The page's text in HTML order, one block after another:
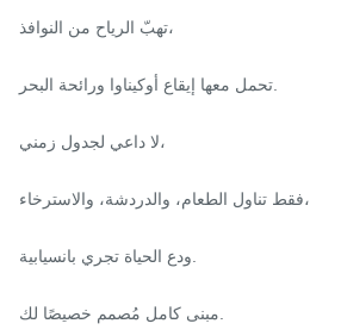
تهبّ الرياح من النوافذ،
تحمل معها إيقاع أوكيناوا ورائحة البحر.
لا داعي لجدول زمني،
فقط تناول الطعام، والدردشة، والاسترخاء،
ودع الحياة تجري بانسيابية.
مبنى كامل مُصمم خصيصًا لك.